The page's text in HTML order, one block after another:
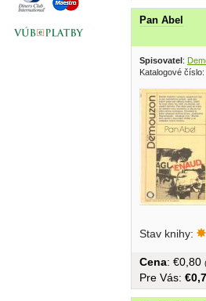
Pan Abel
Spisovatel:
Katalogové číslo:
Stav knihy:
Cena: €0,80
Pre Vás: